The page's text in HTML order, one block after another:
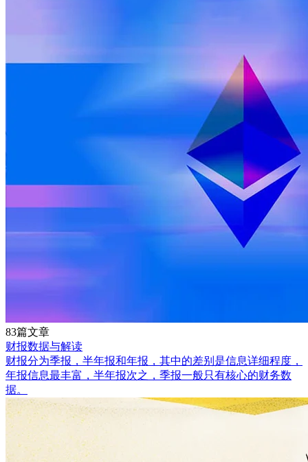
83篇文章
财报数据与解读
财报分为季报，半年报和年报，其中的差别是信息详细程度，
年报信息最丰富，半年报次之，季报一般只有核心的财务数
据。